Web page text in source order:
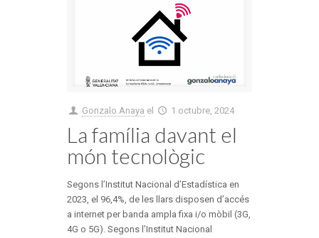
Gonzalo Anaya el 1 octubre, 2024
La família davant el
món tecnològic
Segons l’Institut Nacional d’Estadística en
2023, el 96,4%, de les llars disposen d’accés
a internet per banda ampla fixa i/o mòbil (3G,
4G o 5G). Segons l’Institut Nacional